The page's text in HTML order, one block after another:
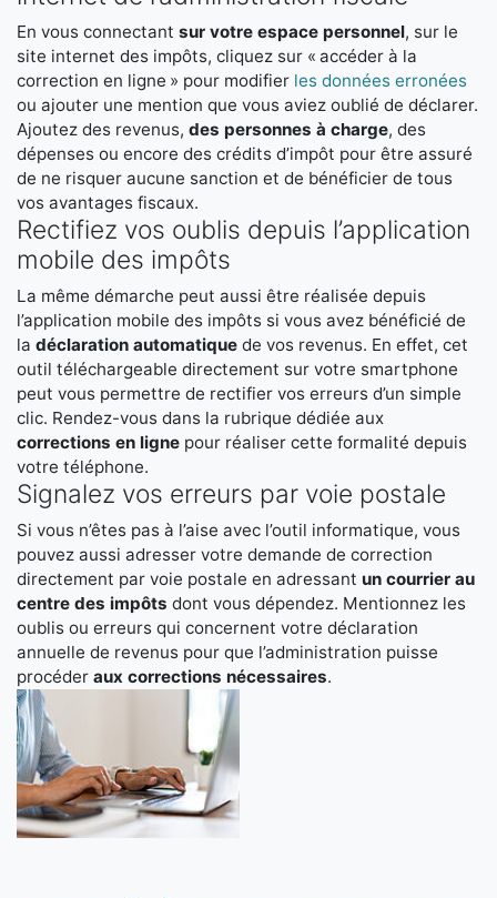
En vous connectant sur votre espace personnel, sur le
site internet des impôts, cliquez sur « accéder à la
correction en ligne » pour modifier les données erronées
ou ajouter une mention que vous aviez oublié de déclarer.
Ajoutez des revenus, des personnes à charge, des
dépenses ou encore des crédits d’impôt pour être assuré
de ne risquer aucune sanction et de bénéficier de tous
vos avantages fiscaux.
Rectifiez vos oublis depuis l’application
mobile des impôts
La même démarche peut aussi être réalisée depuis
l’application mobile des impôts si vous avez bénéficié de
la déclaration automatique de vos revenus. En effet, cet
outil téléchargeable directement sur votre smartphone
peut vous permettre de rectifier vos erreurs d’un simple
clic. Rendez-vous dans la rubrique dédiée aux
corrections en ligne pour réaliser cette formalité depuis
votre téléphone.
Signalez vos erreurs par voie postale
Si vous n’êtes pas à l’aise avec l’outil informatique, vous
pouvez aussi adresser votre demande de correction
directement par voie postale en adressant un courrier au
centre des impôts dont vous dépendez. Mentionnez les
oublis ou erreurs qui concernent votre déclaration
annuelle de revenus pour que l’administration puisse
procéder aux corrections nécessaires.